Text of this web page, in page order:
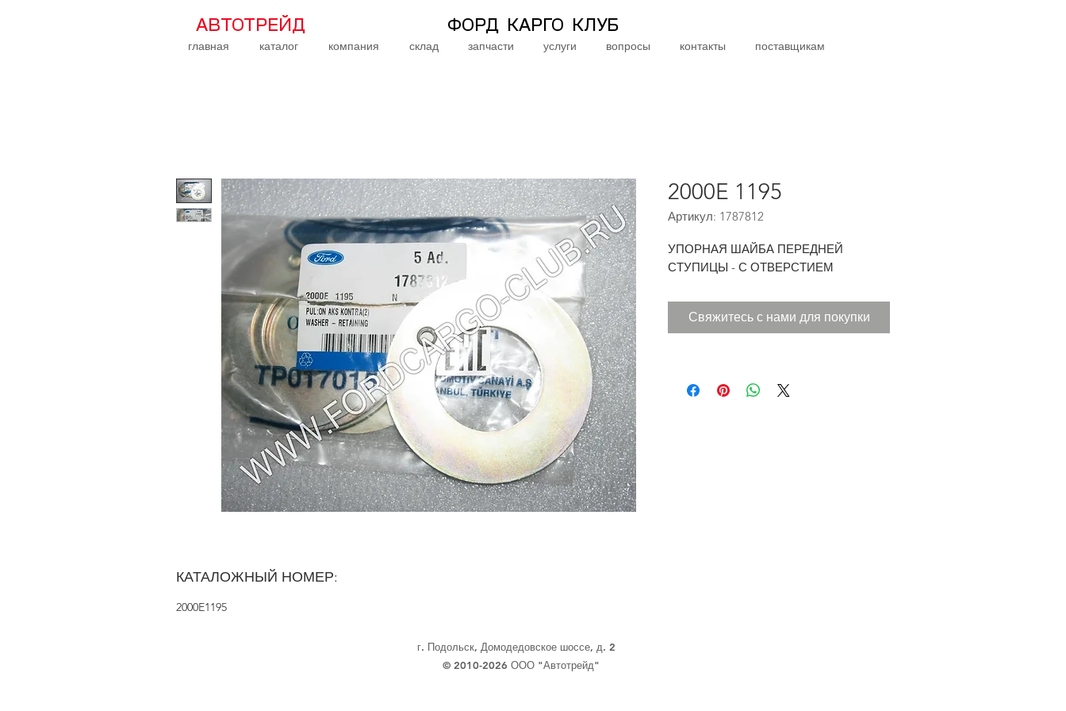
АВТОТРЕЙД ФОРД КАРГО КЛУБ
главная каталог компания склад запчасти услуги вопросы контакты поставщикам
2000E 1195
Артикул: 1787812
УПОРНАЯ ШАЙБА ПЕРЕДНЕЙ
СТУПИЦЫ - С ОТВЕРСТИЕМ
Свяжитесь с нами для покупки
КАТАЛОЖНЫЙ НОМЕР:
2000E1195
г. Подольск, Домодедовское шоссе, д. 2
© 2010-2026 ООО "Автотрейд"